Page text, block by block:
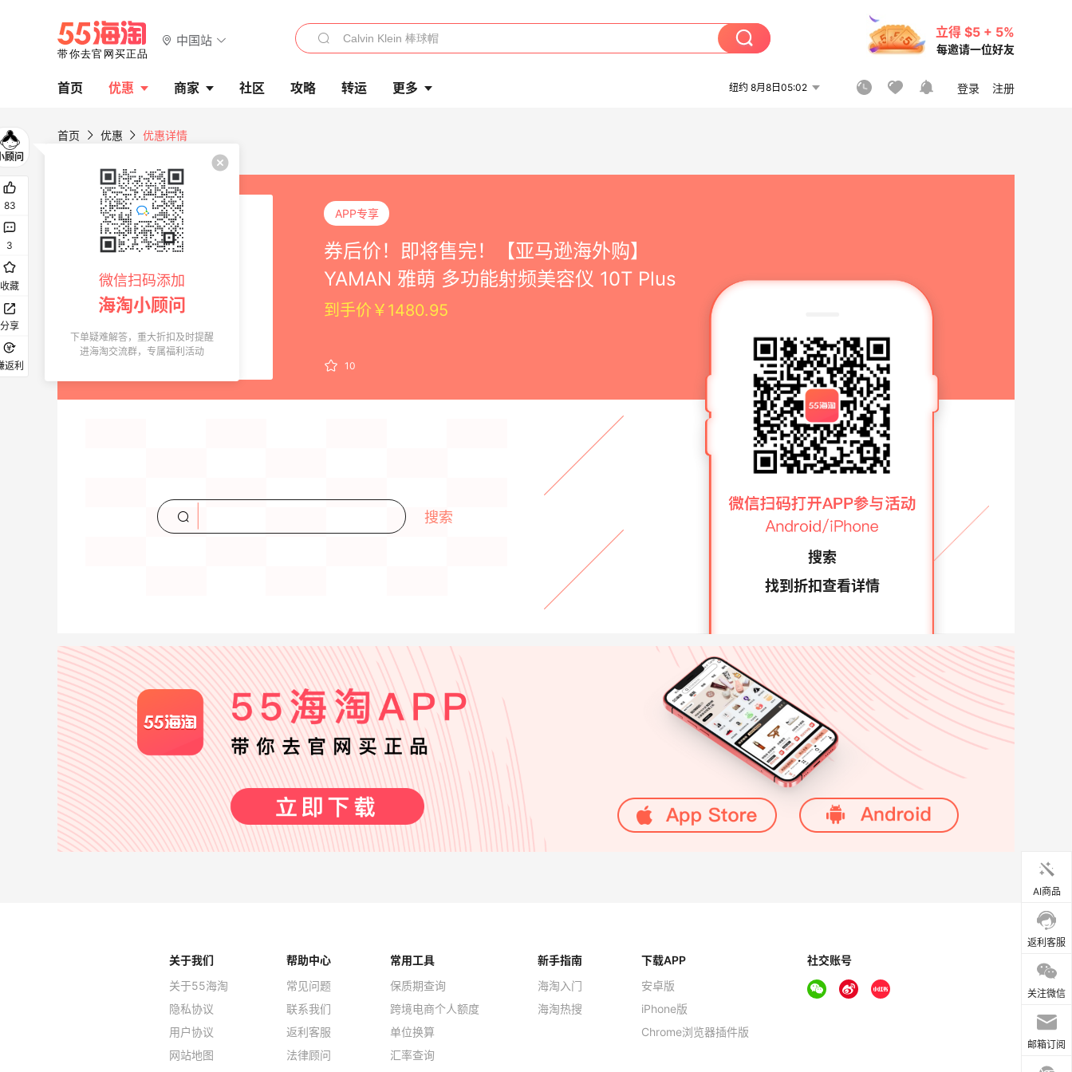
中国站
立得 $5 + 5%
每邀请一位好友
首页 优惠 商家 社区 攻略 转运 更多 纽约 8月8日05:02 登录 注册
首页 优惠 优惠详情
APP专享
券后价！即将售完！【亚马逊海外购】
YAMAN 雅萌 多功能射频美容仪 10T Plus
到手价￥1480.95
10
搜索
找到折扣查看详情
83
3
收藏
分享
返利
AI商品
返利客服
关注微信
邮箱订阅
关于我们
关于55海淘
隐私协议
用户协议
网站地图
帮助中心
常见问题
联系我们
返利客服
法律顾问
常用工具
保质期查询
跨境电商个人额度
单位换算
汇率查询
新手指南
海淘入门
海淘热搜
下载APP
安卓版
iPhone版
Chrome浏览器插件版
社交账号
微信扫码添加
海淘小顾问
下单疑难解答，重大折扣及时提醒
进海淘交流群，专属福利活动